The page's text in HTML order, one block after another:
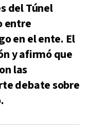
del Túnel
entre
en el ente. El
y afirmó que
las
debate sobre